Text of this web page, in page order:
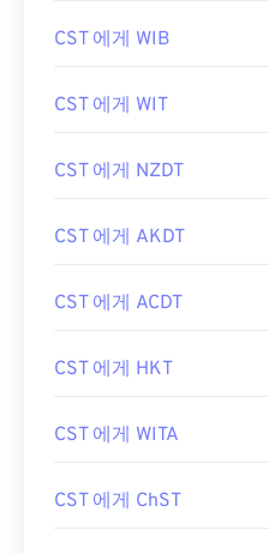
CST 에게 WIB
CST 에게 WIT
CST 에게 NZDT
CST 에게 AKDT
CST 에게 ACDT
CST 에게 HKT
CST 에게 WITA
CST 에게 ChST